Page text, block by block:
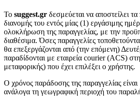
To suggest.gr δεσμεύεται να αποστείλει
διανομής του εντός μίας (1) εργάσιμης
ολοκλήρωση της παραγγελίας, με την
διαθέσιμα. Όσες παραγγελίες
θα επεξεργάζονται από (την επόμενη)
παραδίδονται με εταιρεία courier (ACS)
μεταφορικής) που έχει επιλέξει ο χρήστης.
Ο χρόνος παράδοσης της παραγγελίας
ανάλογα τη γεωγραφική περιοχή του